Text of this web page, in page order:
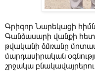
Գրիգոր Նարեկացի
Գանձասարի վանքի հետ
թվականի ձմռանը
մարդասիրական
շրջակա